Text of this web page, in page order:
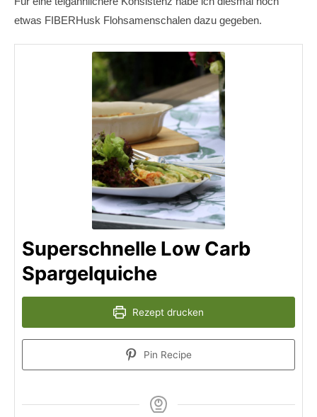
etwas FIBERHusk Flohsamenschalen dazu gegeben.
Superschnelle Low Carb
Spargelquiche
Rezept drucken
Pin Recipe